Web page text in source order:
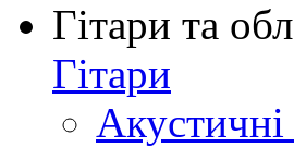
Гітари та
Гітари
Акустичні